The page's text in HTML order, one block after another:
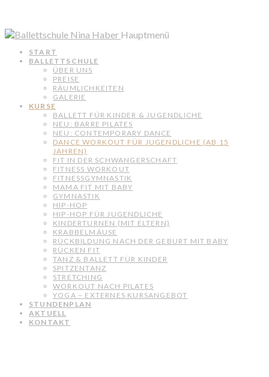
Hauptmenü
START
BALLETTSCHULE
ÜBER UNS
PREISE
RÄUMLICHKEITEN
GALERIE
KURSE
BALLETT FÜR KINDER & JUGENDLICHE
NEU: BARRE PILATES
NEU: CONTEMPORARY DANCE
DANCE WORKOUT FÜR JUGENDLICHE (AB 15
JAHREN)
FIT IN DER SCHWANGERSCHAFT
FITNESS WORKOUT
FITNESSGYMNASTIK
MAMA FIT MIT BABY
GYMNASTIK
HIP-HOP
HIP-HOP FÜR JUGENDLICHE
KINDERTURNEN (MIT ELTERN)
KRABBELMÄUSE
RÜCKBILDUNG NACH DER GEBURT MIT BABY
RÜCKEN FIT
TANZ & BALLETT FÜR KINDER
SPITZENTANZ
STRETCHING
WORKOUT NACH PILATES
YOGA – EXTERNES KURSANGEBOT
STUNDENPLAN
AKTUELL
KONTAKT